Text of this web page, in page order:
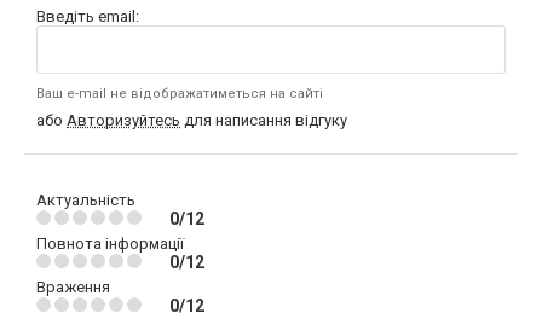
Введіть email:
Ваш e-mail не відображатиметься на сайті
або Авторизуйтесь для написання відгуку
Актуальність
0/12
Повнота інформації
0/12
Враження
0/12